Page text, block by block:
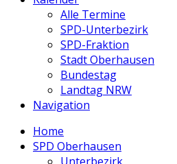
Alle Termine
SPD-Unterbezirk
SPD-Fraktion
Stadt Oberhausen
Bundestag
Landtag NRW
Navigation
Home
SPD Oberhausen